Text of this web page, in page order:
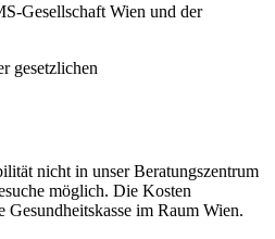
Gesellschaft Wien und der
gesetzlichen
nicht in unser Beratungszentrum
möglich. Die Kosten
Gesundheitskasse im Raum Wien.